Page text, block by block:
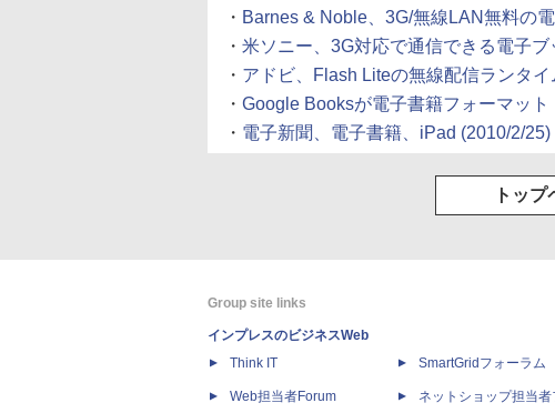
・ Barnes & Noble、3G/無線LAN無料の
・ 米ソニー、3G対応で通信できる電子ブ
・ アドビ、Flash Liteの無線配信ランタ
・ Google Booksが電子書籍フォーマッ
・ 電子新聞、電子書籍、iPad (2010/2/25)
トッ
Group site links
インプレスのビジネスWeb
Think IT
Web担当者Forum
SmartGridフォーラム
ネットショップ担当者